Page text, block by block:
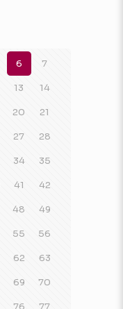
6 7
13 14
20 21
27 28
34 35
41 42
48 49
55 56
62 63
69 70
76 77